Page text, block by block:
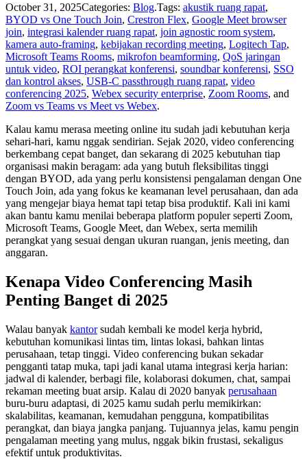
October 31, 2025Categories: Blog.Tags: akustik ruang rapat,
BYOD vs One Touch Join, Crestron Flex, Google Meet browser
join, integrasi kalender ruang rapat, join agnostic room system,
kamera auto-framing, kebijakan recording meeting, Logitech Tap,
Microsoft Teams Rooms, mikrofon beamforming, QoS jaringan
untuk video, ROI perangkat konferensi, soundbar konferensi, SSO
dan kontrol akses, USB-C passthrough ruang rapat, video
conferencing 2025, Webex security enterprise, Zoom Rooms, and
Zoom vs Teams vs Meet vs Webex.
Kalau kamu merasa meeting online itu sudah jadi kebutuhan kerja
sehari-hari, kamu nggak sendirian. Sejak 2020, video conferencing
berkembang cepat banget, dan sekarang di 2025 kebutuhan tiap
organisasi makin beragam: ada yang butuh fleksibilitas tinggi
dengan BYOD, ada yang perlu konsistensi pengalaman dengan One
Touch Join, ada yang fokus ke keamanan level perusahaan, dan ada
yang mengejar biaya hemat tapi tetap bisa produktif. Kali ini kami
akan bantu kamu menilai beberapa platform populer seperti Zoom,
Microsoft Teams, Google Meet, dan Webex, serta memilih
perangkat yang sesuai dengan ukuran ruangan, jenis meeting, dan
anggaran.
Kenapa Video Conferencing Masih
Penting Banget di 2025
Walau banyak kantorsudah kembali ke model kerja hybrid,
kebutuhan komunikasi lintas tim, lintas lokasi, bahkan lintas
perusahaan, tetap tinggi. Video conferencing bukan sekadar
pengganti tatap muka, tapi jadi kanal utama integrasi kerja harian:
jadwal di kalender, berbagi file, kolaborasi dokumen, chat, sampai
rekaman meeting buat arsip. Kalau di 2020 banyak perusahaan
buru-buru adaptasi, di 2025 kamu sudah perlu memikirkan:
skalabilitas, keamanan, kemudahan pengguna, kompatibilitas
perangkat, dan biaya jangka panjang. Tujuannya jelas, kamu pengin
pengalaman meeting yang mulus, nggak bikin frustasi, sekaligus
efektif untuk produktivitas.